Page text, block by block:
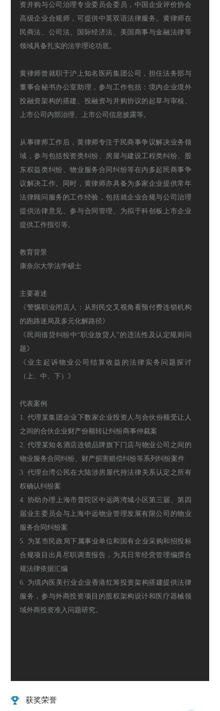
资并购与公司治理专业委员会委员，中国企业评价协会
高级企业合规师，可提供中英双语法律服务。黄律师在
民商法、公司法、国际经济法、美国商事与金融法律等
领域具备扎实的法学理论功底。
黄律师曾就职于沪上知名医药集团公司，担任法务部与
董事会秘书办公室助理，参与工作包括：境内企业境外
投融资架构的搭建、投融资与并购协议的起草与审核、
上市公司内部治理、上市公司信息披露等。
从事律师工作后，黄律师专注于民商事争议解决业务领
域，参与包括投资类纠纷、房屋与建设工程类纠纷、股
东权益类纠纷、物业服务合同纠纷等在内多起民商事争
议解决工作。同时，黄律师亦具备为多家企业提供常年
法律顾问服务的工作经验，包括就企业合规与公司治理
提供法律意见、参与合同管理、为拟于科创板上市企业
提供工作指引等。
教育背景
康奈尔大学法学硕士
主要著述
《警惕职业闭店人：从刑民交叉视角看预付费连锁机构
的跑路迷局及多元化解路径》
《⺠间借贷纠纷中“职业放贷⼈”的违法性及认定规则问
题》
《业主起诉物业公司结算收益的法律实务问题探讨
（上、中、下）》
代表案例
1. 代理某集团企业下数家企业投资人与合伙份额受让人
之间的合伙企业财产份额转让纠纷商事仲裁案
2. 代理某知名酒店连锁品牌旗下门店与物业公司之间的
物业服务合同纠纷、财产损害赔偿纠纷等系列纠纷案件
3. 代理台湾公民在大陆涉房屋代持法律关系认定之所有
权确认纠纷案
4. 协助办理上海市普陀区中远两湾城小区第三届、第四
届业主委员会与上海中远物业管理发展有限公司的物业
服务合同纠纷案
5. 为某市民政局下属事业单位和国有企业采购和招投标
合规项目出具尽职调查报告，为其日常经营管理编撰合
规法律依据汇编
6. 为境内医美行业企业香港红筹投资架构搭建提供法律
服务，参与外商投资项目的股权架构设计和医疗器械领
域外商投资准入问题研究。
获奖荣誉